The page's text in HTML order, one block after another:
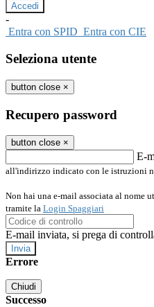
-
Entra con SPID Entra con CIE
Seleziona utente
button close ×
Recupero password
button close ×
E-
all'indirizzo indicato con le istruzioni
Non hai una e-mail associata al nome
tramite la Login Spaggiari
E-mail inviata, si prega di
Errore
Chiudi
Successo